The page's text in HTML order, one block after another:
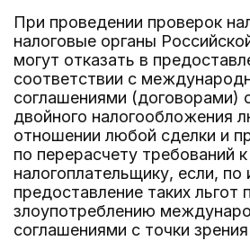
При проведении проверок
налоговые органы
могут отказать в
соответствии с
соглашениями (договорами)
двойного налогообложения
отношении любой сделки и
по перерасчету требований к
налогоплательщику, если,
предоставление таких льгот
злоупотреблению
соглашениями с точки